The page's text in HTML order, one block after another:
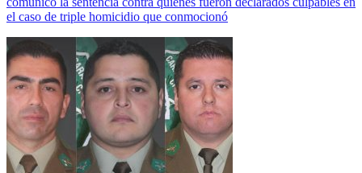
el caso de triple homicidio que conmocionó